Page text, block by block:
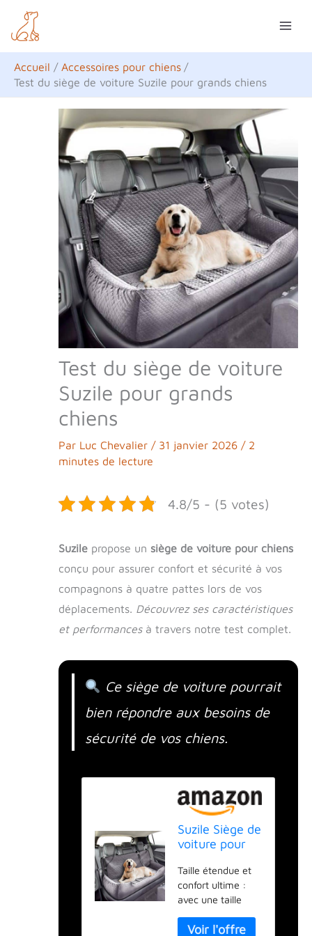
contenu
Accueil
Accessoires pour chiens
Test du siège de voiture Suzile pour grands chiens
Test du siège de voiture
Suzile pour grands
chiens
Par Luc Chevalier / 31 janvier 2026 / 2
minutes de lecture
4.8/5 - (5 votes)
Suzile propose un siège de voiture pour chiens
conçu pour assurer confort et sécurité à vos
compagnons à quatre pattes lors de vos
déplacements. Découvrez ses caractéristiques
et performancesà travers notre test complet.
Ce siège de voiture pourrait
bien répondre aux besoins de
sécurité de vos chiens.
Suzile Siège de
voiture pour
grande taille
de moins de
45,4 kg,
entièrement
amovible et
Taille étendue et
confort ultime :
avec une taille
x 55,9 x 20,3 cm,
e
c
h
e